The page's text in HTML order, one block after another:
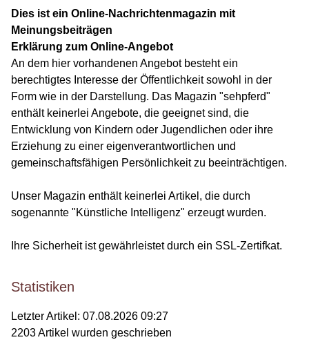
Dies ist ein Online-Nachrichtenmagazin mit
Meinungsbeiträgen
Erklärung zum Online-Angebot
An dem hier vorhandenen Angebot besteht ein
berechtigtes Interesse der Öffentlichkeit sowohl in der
Form wie in der Darstellung. Das Magazin "sehpferd"
enthält keinerlei Angebote, die geeignet sind, die
Entwicklung von Kindern oder Jugendlichen oder ihre
Erziehung zu einer eigenverantwortlichen und
gemeinschaftsfähigen Persönlichkeit zu beeinträchtigen.
Unser Magazin enthält keinerlei Artikel, die durch
sogenannte "Künstliche Intelligenz" erzeugt wurden.
Ihre Sicherheit ist gewährleistet durch ein SSL-Zertifkat.
Statistiken
Letzter Artikel: 07.08.2026 09:27
2203Artikel wurden geschrieben